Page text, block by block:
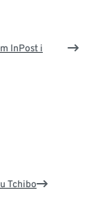
InPost i
Tchibo